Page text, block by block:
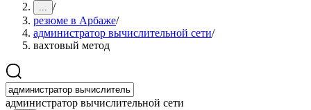
... /
резюме в Арбаже/
администратор вычислительной сети/
вахтовый метод
администратор вычислительной сети